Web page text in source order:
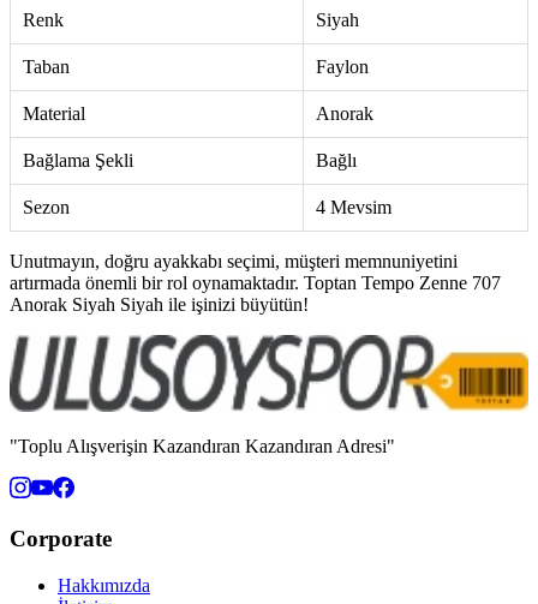
Renk Siyah
Taban Faylon
Material Anorak
Bağlama Şekli Bağlı
Sezon 4 Mevsim
Unutmayın, doğru ayakkabı seçimi, müşteri memnuniyetini
artırmada önemli bir rol oynamaktadır. Toptan Tempo Zenne 707
Anorak Siyah Siyah ile işinizi büyütün!
"Toplu Alışverişin Kazandıran Kazandıran Adresi"
Corporate
Hakkımızda